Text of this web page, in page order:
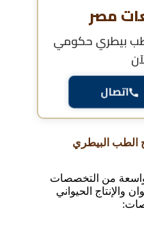
مصر
بيطري حكومي
اتصال
الطب البيطري
من التخصصات
والإنتاج الحيواني